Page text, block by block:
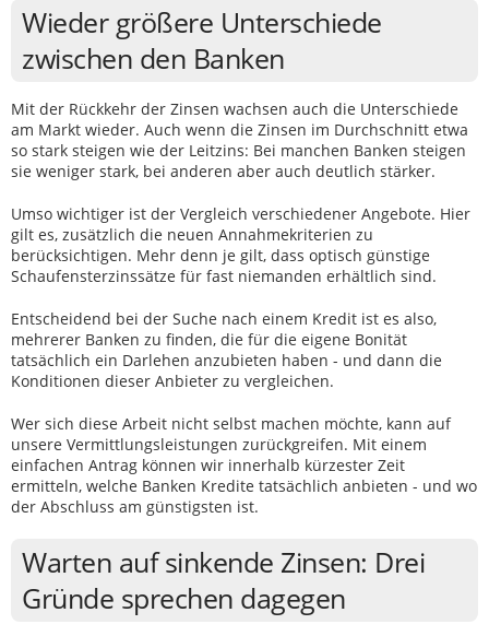
Wieder größere Unterschiede
zwischen den Banken
Mit der Rückkehr der Zinsen wachsen auch die Unterschiede
am Markt wieder. Auch wenn die Zinsen im Durchschnitt etwa
so stark steigen wie der Leitzins: Bei manchen Banken steigen
sie weniger stark, bei anderen aber auch deutlich stärker.
Umso wichtiger ist der Vergleich verschiedener Angebote. Hier
gilt es, zusätzlich die neuen Annahmekriterien zu
berücksichtigen. Mehr denn je gilt, dass optisch günstige
Schaufensterzinssätze für fast niemanden erhältlich sind.
Entscheidend bei der Suche nach einem Kredit ist es also,
mehrerer Banken zu finden, die für die eigene Bonität
tatsächlich ein Darlehen anzubieten haben - und dann die
Konditionen dieser Anbieter zu vergleichen.
Wer sich diese Arbeit nicht selbst machen möchte, kann auf
unsere Vermittlungsleistungen zurückgreifen. Mit einem
einfachen Antrag können wir innerhalb kürzester Zeit
ermitteln, welche Banken Kredite tatsächlich anbieten - und wo
der Abschluss am günstigsten ist.
Warten auf sinkende Zinsen: Drei
Gründe sprechen dagegen